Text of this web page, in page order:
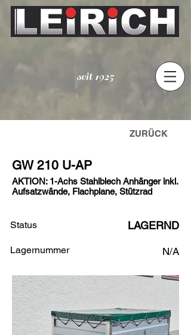
seit 1925
ZURÜCK
GW 210 U-AP
AKTION: 1-Achs Stahlblech Anhänger inkl.
Aufsatzwände, Flachplane, Stützrad
Status
Lagernummer
LAGERND
N/A